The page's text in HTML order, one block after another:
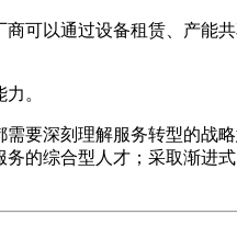
可以通过设备租赁、产能
。
要深刻理解服务转型的战
的综合型人才；采取渐进